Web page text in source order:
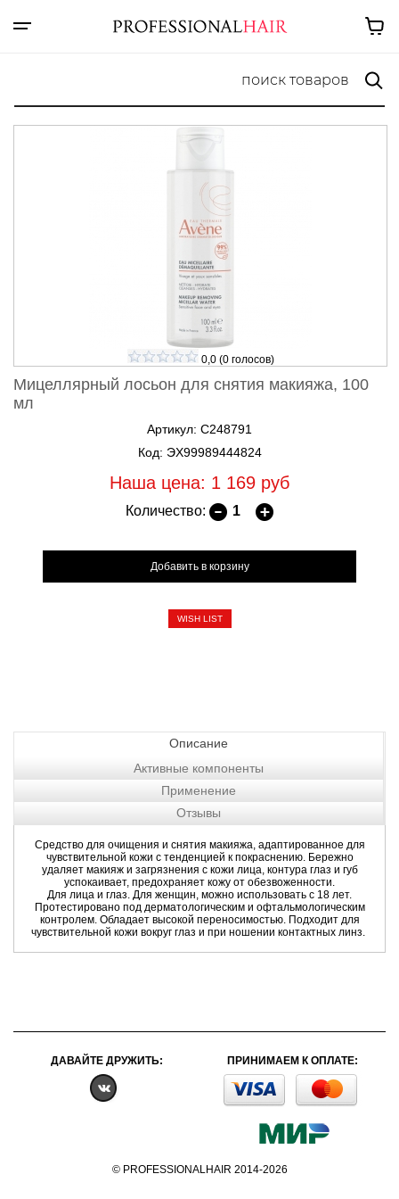
0,0(0голосов)
Мицеллярный лосьон для снятия макияжа, 100
мл
Артикул: C248791
Код: ЭХ99989444824
Наша цена: 1 169 руб
Количество:
WISH LIST
Описание
Активные компоненты
Применение
Отзывы
Средство для очищения и снятия макияжа, адаптированное для
чувствительной кожи с тенденцией к покраснению. Бережно
удаляет макияж и загрязнения с кожи лица, контура глаз и губ
успокаивает, предохраняет кожу от обезвоженности.
Для лица и глаз. Для женщин, можно использовать с 18 лет.
Протестировано под дерматологическим и офтальмологическим
контролем. Обладает высокой переносимостью. Подходит для
чувствительной кожи вокруг глаз и при ношении контактных линз.
ДАВАЙТЕ ДРУЖИТЬ: ПРИНИМАЕМ К ОПЛАТЕ:
© PROFESSIONALHAIR 2014-2026